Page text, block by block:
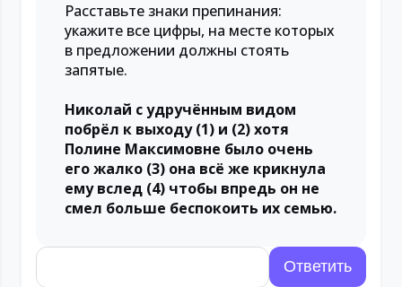
Расставьте знаки препинания:
укажите все цифры, на месте которых
в предложении должны стоять
запятые.
Николай с удручённым видом
побрёл к выходу (1) и (2) хотя
Полине Максимовне было очень
его жалко (3) она всё же крикнула
ему вслед (4) чтобы впредь он не
смел больше беспокоить их семью.